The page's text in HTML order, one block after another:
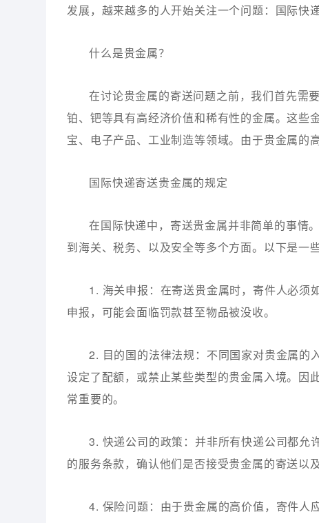
发展，越来越多的人开始关注一个问题：国际快
什么是贵金属？
在讨论贵金属的寄送问题之前，我们首先需
铂、钯等具有高经济价值和稀有性的金属。这些
宝、电子产品、工业制造等领域。由于贵金属的
国际快递寄送贵金属的规定
在国际快递中，寄送贵金属并非简单的事情
到海关、税务、以及安全等多个方面。以下是一
1. 海关申报：在寄送贵金属时，寄件人必须
申报，可能会面临罚款甚至物品被没收。
2. 目的国的法律法规：不同国家对贵金属的
设定了配额，或禁止某些类型的贵金属入境。因
常重要的。
3. 快递公司的政策：并非所有快递公司都允
的服务条款，确认他们是否接受贵金属的寄送以
4. 保险问题：由于贵金属的高价值，寄件人